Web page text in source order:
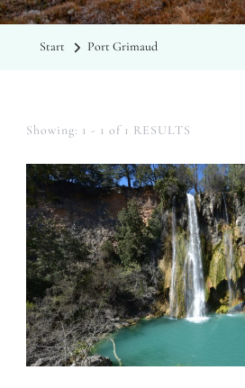
Start Port Grimaud
Showing: 1 - 1 of 1 RESULTS